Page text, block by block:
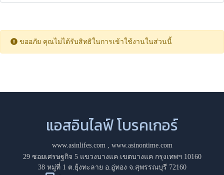
ขออภัย คุณไม่ได้รับสิทธิในการเข้าใช้งานในส่วนนี้
แอสอินไลฟ์ โบรคเกอร์
www.asinlifes.com, www.asinontime.com
29 ซอยเศรษฐกิจ 5 แขวงบางแค เขตบางแค กรุงเทพฯ 10160
38 หมู่ที่ 1 ต.ยุ้งทะลาย อ.อู่ทอง จ.สุพรรณบุรี 72160